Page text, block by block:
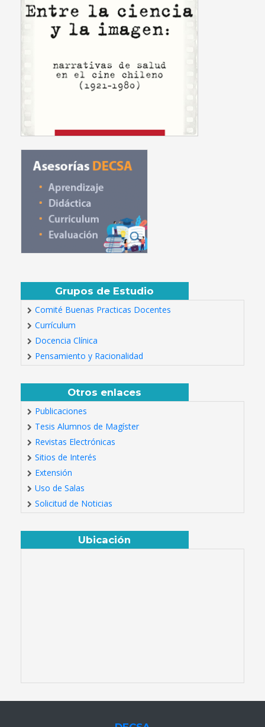
Grupos de Estudio
Comité Buenas Practicas Docentes
Currículum
Docencia Clínica
Pensamiento y Racionalidad
Otros enlaces
Publicaciones
Tesis Alumnos de Magíster
Revistas Electrónicas
Sitios de Interés
Extensión
Uso de Salas
Solicitud de Noticias
Ubicación